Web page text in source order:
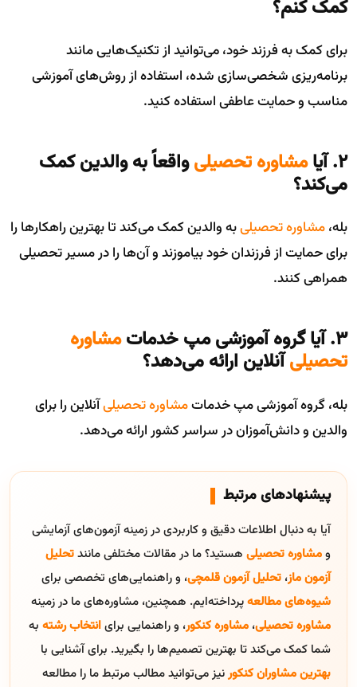
کمک کنم؟
برای کمک به فرزند خود، می‌توانید از تکنیک‌هایی مانند
برنامه‌ریزی شخصی‌سازی شده، استفاده از روش‌های آموزشی
مناسب و حمایت عاطفی استفاده کنید.
۲. آیا مشاوره تحصیلیواقعاً به والدین کمک
می‌کند؟
بله،مشاوره تحصیلیبه والدین کمک می‌کند تا بهترین راهکارها را
برای حمایت از فرزندان خود بیاموزند و آن‌ها را در مسیر تحصیلی
همراهی کنند.
۳. آیا گروه آموزشی مپ خدمات مشاوره
تحصیلیآنلاین ارائه می‌دهد؟
بله، گروه آموزشی مپ خدماتمشاوره تحصیلیآنلاین را برای
والدین و دانش‌آموزان در سراسر کشور ارائه می‌دهد.
پیشنهادهای مرتبط
آیا به دنبال اطلاعات دقیق و کاربردی در زمینه آزمون‌های آزمایشی
ومشاوره تحصیلی هستید؟ ما در مقالات مختلفی مانندتحلیل
آزمون ماز، تحلیل آزمون قلمچی، و راهنمایی‌های تخصصی برای
شیوه‌های مطالعهپرداخته‌ایم. همچنین، مشاوره‌های ما در زمینه
مشاوره تحصیلی، مشاوره کنکور، و راهنمایی برایانتخاب رشته به
شما کمک می‌کند تا بهترین تصمیم‌ها را بگیرید. برای آشنایی با
بهترین مشاوران کنکورنیز می‌توانید مطالب مرتبط ما را مطالعه